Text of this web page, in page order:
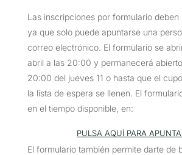
Las inscripciones por formulario deben
ya que solo puede apuntarse una
correo electrónico. El formulario se
abril a las 20:00 y permanecerá
20:00 del jueves 11 o hasta que el
la lista de espera se llenen. El
en el tiempo disponible, en:
PULSA AQUÍ PARA
El formulario también permite darte de